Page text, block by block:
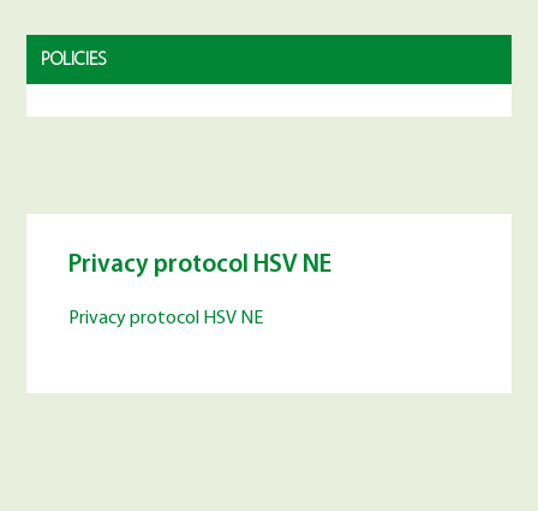
POLICIES
Privacy protocol HSV NE
Privacy protocol HSV NE